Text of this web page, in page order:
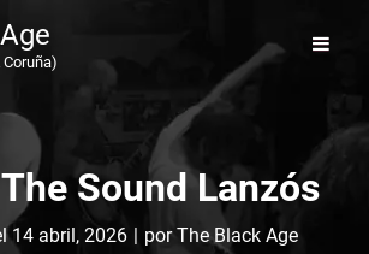
Sound Lanzós
14 abril, 2026 | porByline
The Black Age